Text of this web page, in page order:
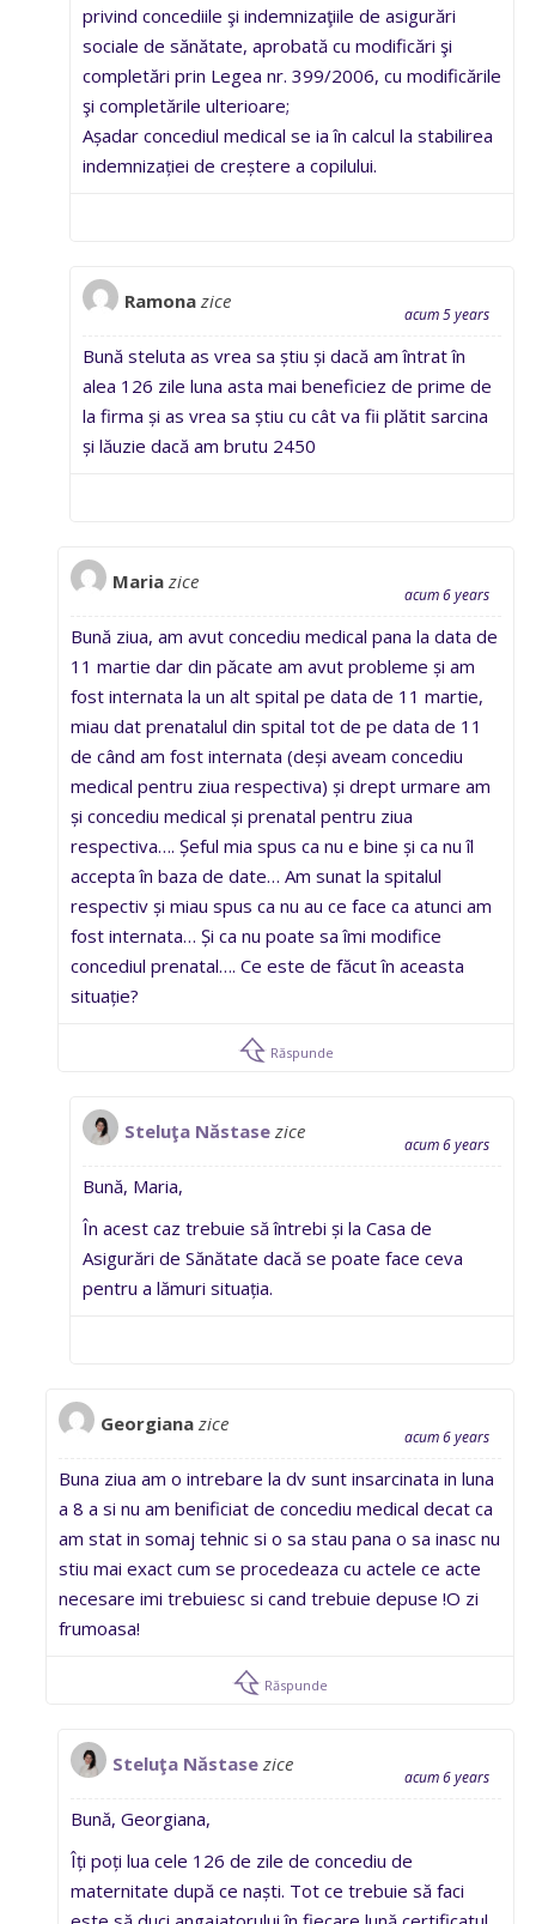
privind concediile şi indemnizaţiile de asigurări
sociale de sănătate, aprobată cu modificări şi
completări prin Legea nr. 399/2006, cu modificările
şi completările ulterioare;
Așadar concediul medical se ia în calcul la stabilirea
indemnizației de creștere a copilului.
Ramona zice
acum 5 years
Bună steluta as vrea sa știu și dacă am întrat în
alea 126 zile luna asta mai beneficiez de prime de
la firma și as vrea sa știu cu cât va fii plătit sarcina
și lăuzie dacă am brutu 2450
Maria zice
acum 6 years
Bună ziua, am avut concediu medical pana la data de
11 martie dar din păcate am avut probleme și am
fost internata la un alt spital pe data de 11 martie,
miau dat prenatalul din spital tot de pe data de 11
de când am fost internata (deși aveam concediu
medical pentru ziua respectiva) și drept urmare am
și concediu medical și prenatal pentru ziua
respectiva…. Șeful mia spus ca nu e bine și ca nu îl
accepta în baza de date… Am sunat la spitalul
respectiv și miau spus ca nu au ce face ca atunci am
fost internata… Și ca nu poate sa îmi modifice
concediul prenatal…. Ce este de făcut în aceasta
situație?
Răspunde
Steluţa Năstase zice
acum 6 years
Bună, Maria,
În acest caz trebuie să întrebi și la Casa de
Asigurări de Sănătate dacă se poate face ceva
pentru a lămuri situația.
Georgiana zice
acum 6 years
Buna ziua am o intrebare la dv sunt insarcinata in luna
a 8 a si nu am benificiat de concediu medical decat ca
am stat in somaj tehnic si o sa stau pana o sa inasc nu
stiu mai exact cum se procedeaza cu actele ce acte
necesare imi trebuiesc si cand trebuie depuse !O zi
frumoasa!
Răspunde
Steluţa Năstase zice
acum 6 years
Bună, Georgiana,
Îți poți lua cele 126 de zile de concediu de
maternitate după ce naști. Tot ce trebuie să faci